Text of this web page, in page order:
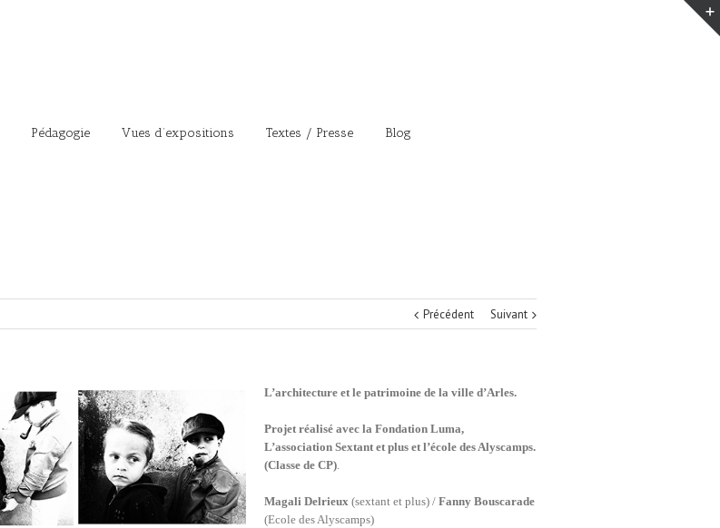
Pédagogie Vues d’expositions Textes / Presse Blog
Précédent Suivant
L’architecture et le patrimoine de la ville d’Arles.
Projet réalisé avec la Fondation Luma,
L’association Sextant et plus et l’école des Alyscamps.
(Classe de CP).
Magali Delrieux (sextant et plus) / Fanny Bouscarade
(Ecole des Alyscamps)